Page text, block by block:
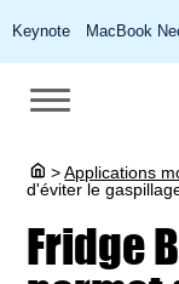
Keynote MacBook
> Applications
d'éviter le
Fridge